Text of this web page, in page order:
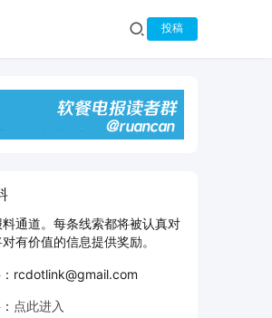
投稿
通道。每条线索都将被认真对
有价值的信息提供奖励。
rcdotlink@gmail.com
点此进入